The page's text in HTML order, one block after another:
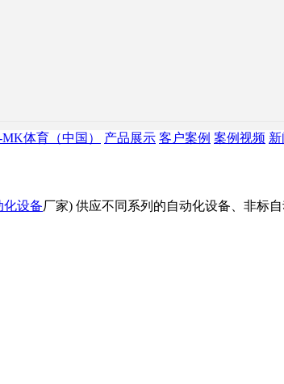
体育（中国） 产品展示 客户案例 案例视频
化设备厂家) 供应不同系列的自动化设备、非标